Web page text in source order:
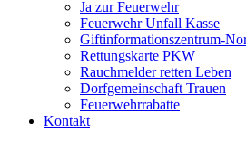
Ja zur Feuerwehr
Feuerwehr Unfall Kasse
Giftinformationszentrum-
Rettungskarte PKW
Rauchmelder retten Leben
Dorfgemeinschaft Trauen
Feuerwehrrabatte
Kontakt